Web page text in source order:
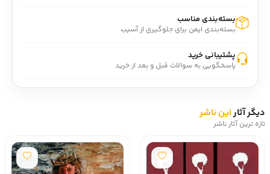
بسته‌بندی مناسب
بسته‌بندی ایمن برای جلوگیری از آسیب
پشتیبانی خرید
پاسخگویی به سوالات قبل و بعد از خرید
دیگر آثاراین ناشر
تازه ترین آثار ناشر